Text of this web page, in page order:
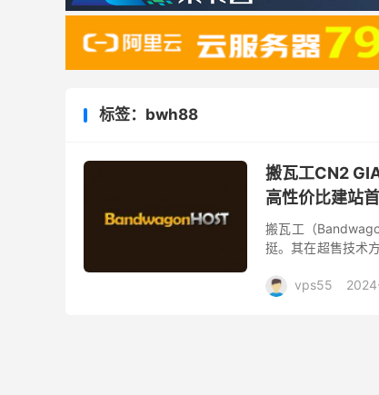
标签：bwh88
搬瓦工CN2
高性价比建站
搬瓦工（
挺。其在超售技术
vps55